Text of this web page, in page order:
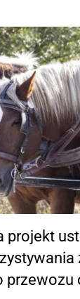
projekt
przewozu